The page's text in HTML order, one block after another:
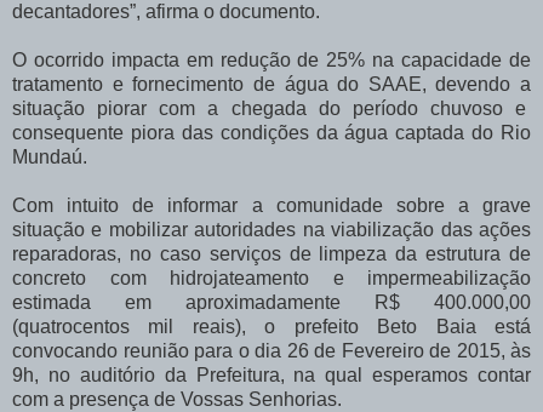
decantadores”, afirma o documento.
O ocorrido impacta em redução de 25% na capacidade de
tratamento e fornecimento de água do SAAE, devendo a
situação piorar com a chegada do período chuvoso e
consequente piora das condições da água captada do Rio
Mundaú.
Com intuito de informar a comunidade sobre a grave
situação e mobilizar autoridades na viabilização das ações
reparadoras, no caso serviços de limpeza da estrutura de
concreto com hidrojateamento e impermeabilização
estimada em aproximadamente R$ 400.000,00
(quatrocentos mil reais), o prefeito Beto Baia está
convocando reunião para o dia 26 de Fevereiro de 2015, às
9h, no auditório da Prefeitura, na qual esperamos contar
com a presença de Vossas Senhorias.